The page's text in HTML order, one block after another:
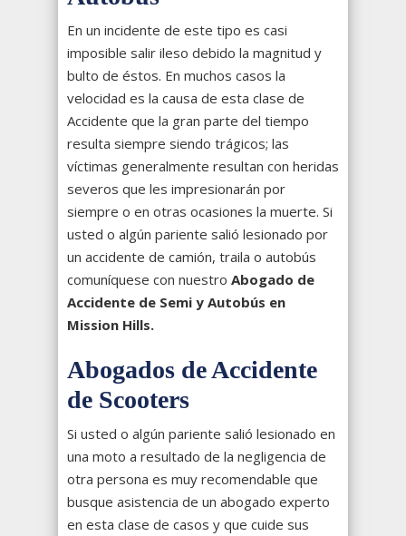
En un incidente de este tipo es casi
imposible salir ileso debido la magnitud y
bulto de éstos. En muchos casos la
velocidad es la causa de esta clase de
Accidente que la gran parte del tiempo
resulta siempre siendo trágicos; las
víctimas generalmente resultan con heridas
severos que les impresionarán por
siempre o en otras ocasiones la muerte. Si
usted o algún pariente salió lesionado por
un accidente de camión, traila o autobús
comuníquese con nuestro Abogado de
Accidente de Semi y Autobús en
Mission Hills.
Abogados de Accidente
de Scooters
Si usted o algún pariente salió lesionado en
una moto a resultado de la negligencia de
otra persona es muy recomendable que
busque asistencia de un abogado experto
en esta clase de casos y que cuide sus